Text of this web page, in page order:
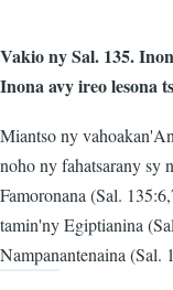
Vakio ny Sal. 135.
Inona avy ireo lesona
Miantso ny
noho ny fahatsarany sy
Famoronana (Sal.
tamin'ny Egiptianina
Nampanantenaina (Sal.